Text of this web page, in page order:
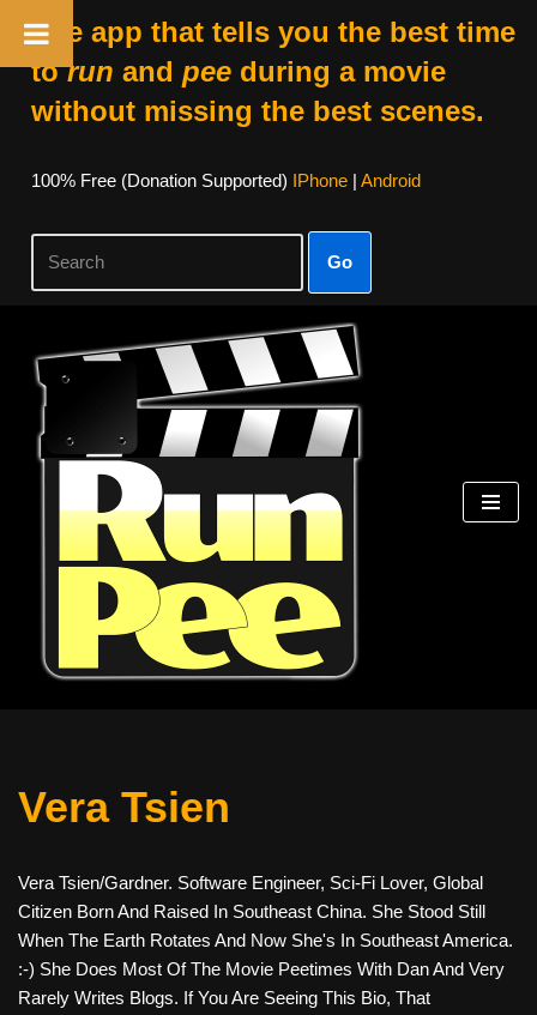
The app that tells you the best time
torun and peeduring a movie
without missing the best scenes.
100% Free (donation Supported) IPhone| Android
Go
Skip
Content
Vera Tsien
Vera Tsien/Gardner. Software Engineer, Sci-Fi Lover, Global
Citizen Born And Raised In Southeast China. She Stood Still
When The Earth Rotates And Now She's In Southeast America.
:-) She Does Most Of The Movie Peetimes With Dan And Very
Rarely Writes Blogs. If You Are Seeing This Bio, That